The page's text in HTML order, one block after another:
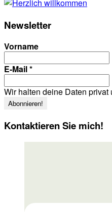
Newsletter
Vorname
E-Mail*
Wir halten deine Daten
Kontaktieren Sie mich!